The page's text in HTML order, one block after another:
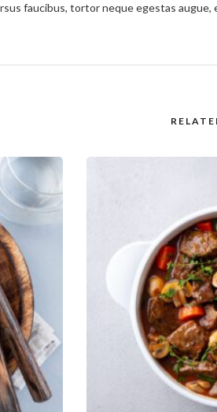
faucibus, tortor neque egestas